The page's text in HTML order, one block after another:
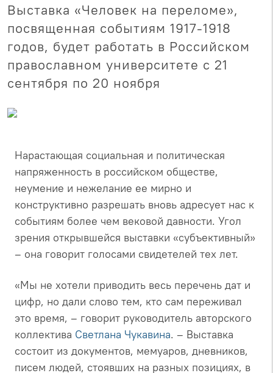
Выставка «Человек на переломе»,
посвященная событиям 1917-1918
годов, будет работать в Российском
православном университете с 21
сентября по 20 ноября
Нарастающая социальная и политическая
напряженность в российском обществе,
неумение и нежелание ее мирно и
конструктивно разрешать вновь адресует нас к
событиям более чем вековой давности. Угол
зрения открывшейся выставки «субъективный»
– она говорит голосами свидетелей тех лет.
«Мы не хотели приводить весь перечень дат и
цифр, но дали слово тем, кто сам переживал
это время, – говорит руководитель авторского
коллектива Светлана Чукавина. – Выставка
состоит из документов, мемуаров, дневников,
писем людей, стоявших на разных позициях, в